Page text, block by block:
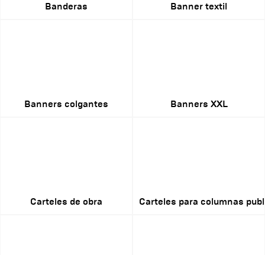
Banderas Banner textil
Banners colgantes Banners XXL
Carteles de obra Carteles para columnas